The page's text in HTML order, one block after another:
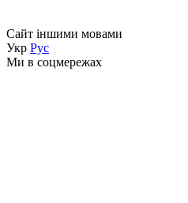
Сайт іншими мовами
Укр Рус
Ми в соцмережах